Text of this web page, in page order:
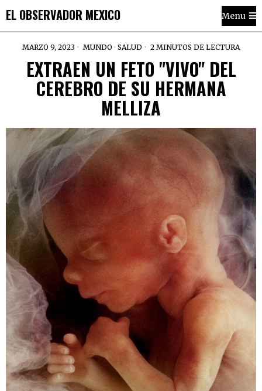
EL OBSERVADOR MEXICO Menu
MARZO 9, 2023 MUNDO · SALUD 2 MINUTOS DE LECTURA
EXTRAEN UN FETO "VIVO" DEL
CEREBRO DE SU HERMANA
MELLIZA